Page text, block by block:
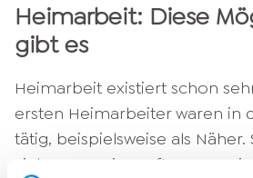
Heimarbeit: Diese
gibt es
Heimarbeit existiert schon
ersten Heimarbeiter waren in
tätig, beispielsweise als
viele Frauen im Auftrag von